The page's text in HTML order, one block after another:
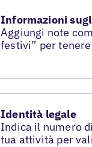
Informazioni
Aggiungi note
festivi” per
Identità legale
Indica il numero
tua attività per